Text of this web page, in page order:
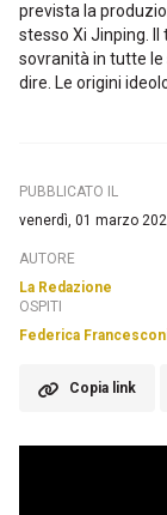
prevista la
stesso Xi Jinping.
sovranità in tutte le
dire. Le origini
PUBBLICATO IL
venerdì, 01 marzo
AUTORE
La Redazione
OSPITI
Federica
Copia link